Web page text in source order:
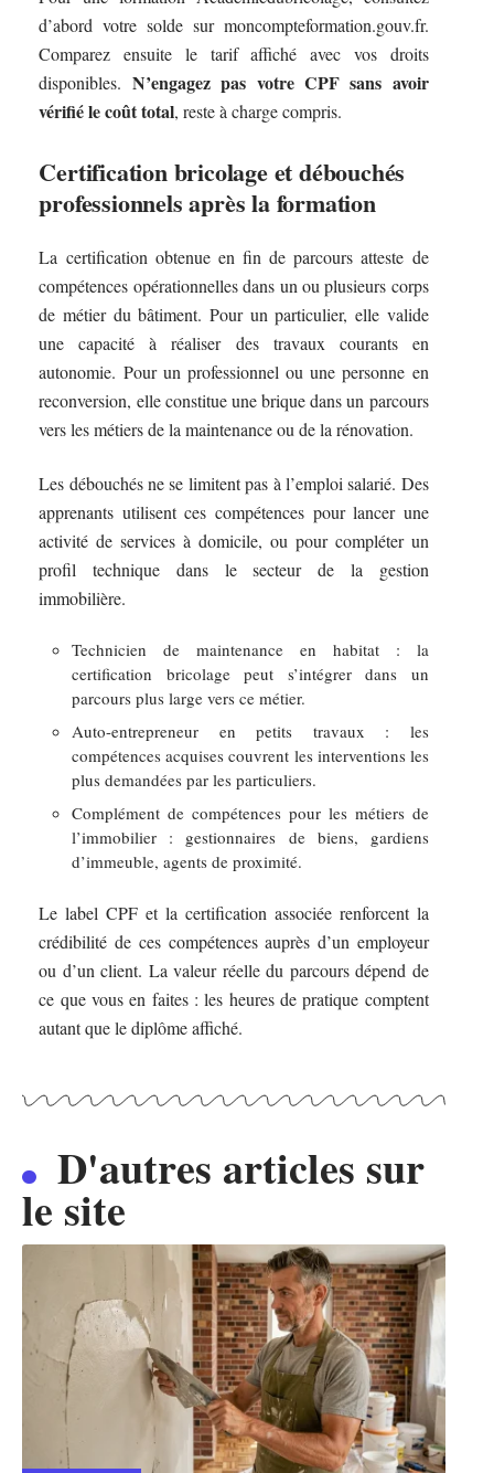
d’abord votre solde sur moncompteformation.gouv.fr.
Comparez ensuite le tarif affiché avec vos droits
disponibles. N’engagez pas votre CPF sans avoir
vérifié le coût total, reste à charge compris.
Certification bricolage et débouchés
professionnels après la formation
La certification obtenue en fin de parcours atteste de
compétences opérationnelles dans un ou plusieurs corps
de métier du bâtiment. Pour un particulier, elle valide
une capacité à réaliser des travaux courants en
autonomie. Pour un professionnel ou une personne en
reconversion, elle constitue une brique dans un parcours
vers les métiers de la maintenance ou de la rénovation.
Les débouchés ne se limitent pas à l’emploi salarié. Des
apprenants utilisent ces compétences pour lancer une
activité de services à domicile, ou pour compléter un
profil technique dans le secteur de la gestion
immobilière.
Technicien de maintenance en habitat : la
certification bricolage peut s’intégrer dans un
parcours plus large vers ce métier.
Auto-entrepreneur en petits travaux : les
compétences acquises couvrent les interventions les
plus demandées par les particuliers.
Complément de compétences pour les métiers de
l’immobilier : gestionnaires de biens, gardiens
d’immeuble, agents de proximité.
Le label CPF et la certification associée renforcent la
crédibilité de ces compétences auprès d’un employeur
ou d’un client. La valeur réelle du parcours dépend de
ce que vous en faites : les heures de pratique comptent
autant que le diplôme affiché.
D'autres articles sur
le site